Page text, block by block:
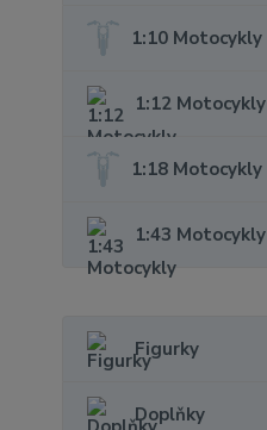
1:10 Motocykly
1:12 Motocykly
1:18 Motocykly
1:43 Motocykly
Figurky
Doplňky